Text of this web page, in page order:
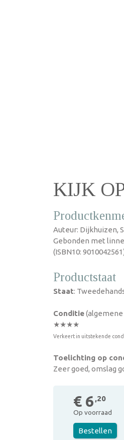
KIJK
Auteur: Dijkhuizen,
Gebonden met
(ISBN10:
Productstaat
Staat:
Conditie
★★★★
Verkeert in uitstekende
Toelichting op
Zeer goed, omslag
€ 6 ,20
Op voorraad
Bestellen